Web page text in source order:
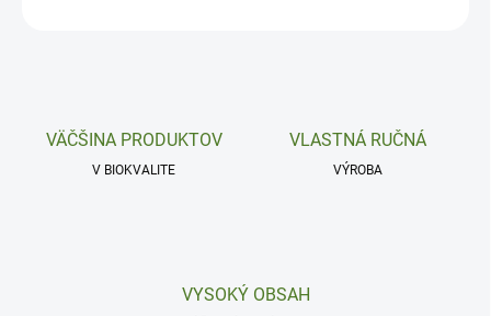
VÄČŠINA PRODUKTOV
V BIOKVALITE
VLASTNÁ RUČNÁ
VÝROBA
VYSOKÝ OBSAH